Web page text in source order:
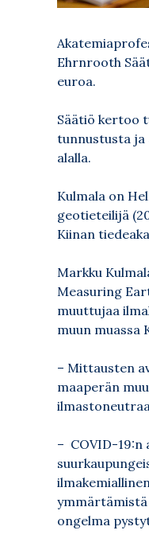
Ehrnrooth
euroa.
Säätiö kertoo
tunnustusta ja
alalla.
Kulmala on
geotieteilijä
Kiinan
Markku
Measuring
muuttujaa
muun muassa
– Mittausten
maaperän
– COVID-19:n
ymmärtämistä
ongelma